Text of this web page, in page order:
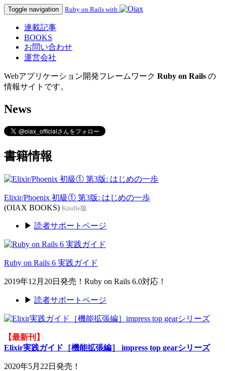
Toggle navigation Ruby on Rails with
連載記事
BOOKS
お問い合わせ
運営会社
Webアプリケーション開発フレームワーク Ruby on Rails の
情報サイトです。
News
書籍情報
Elixir/Phoenix 初級① 第3版: はじめの一歩
(OIAX BOOKS) Kindle版
▶ 読者サポートページ
Ruby on Rails 6 実践ガイド
2019年12月20日発売！Ruby on Rails 6.0対応！
▶ 読者サポートページ
【最新刊】
Elixir実践ガイド［機能拡張編］ impress top gearシリーズ
2020年5月22日発売！